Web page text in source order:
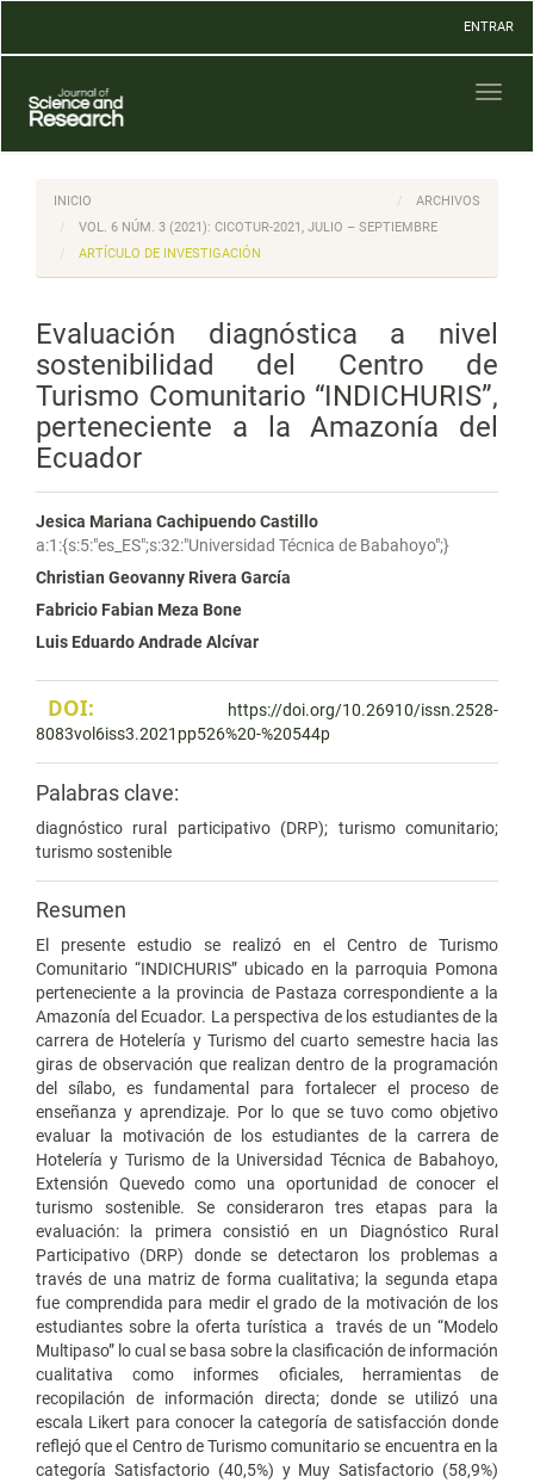
Contenido
Barra
lateral
ENTRAR
INICIO
ARCHIVOS
VOL. 6 NÚM. 3 (2021): CICOTUR-2021, JULIO – SEPTIEMBRE
ARTÍCULO DE INVESTIGACIÓN
Evaluación diagnóstica a nivel
sostenibilidad del Centro de
Turismo Comunitario “INDICHURIS”,
perteneciente a la Amazonía del
Ecuador
Jesica Mariana Cachipuendo Castillo
a:1:{s:5:"es_ES";s:32:"Universidad Técnica de Babahoyo";}
Christian Geovanny Rivera García
Fabricio Fabian Meza Bone
Luis Eduardo Andrade Alcívar
DOI:
https://doi.org/10.26910/issn.2528-
8083vol6iss3.2021pp526%20-%20544p
Palabras clave:
diagnóstico rural participativo (DRP); turismo comunitario;
turismo sostenible
Resumen
El presente estudio se realizó en el Centro de Turismo
Comunitario “INDICHURIS” ubicado en la parroquia Pomona
perteneciente a la provincia de Pastaza correspondiente a la
Amazonía del Ecuador. La perspectiva de los estudiantes de la
carrera de Hotelería y Turismo del cuarto semestre hacia las
giras de observación que realizan dentro de la programación
del sílabo, es fundamental para fortalecer el proceso de
enseñanza y aprendizaje. Por lo que se tuvo como objetivo
evaluar la motivación de los estudiantes de la carrera de
Hotelería y Turismo de la Universidad Técnica de Babahoyo,
Extensión Quevedo como una oportunidad de conocer el
turismo sostenible. Se consideraron tres etapas para la
evaluación: la primera consistió en un Diagnóstico Rural
Participativo (DRP) donde se detectaron los problemas a
través de una matriz de forma cualitativa; la segunda etapa
fue comprendida para medir el grado de la motivación de los
estudiantes sobre la oferta turística a través de un “Modelo
Multipaso” lo cual se basa sobre la clasificación de información
cualitativa como informes oficiales, herramientas de
recopilación de información directa; donde se utilizó una
escala Likert para conocer la categoría de satisfacción donde
reflejó que el Centro de Turismo comunitario se encuentra en la
categoría Satisfactorio (40,5%) y Muy Satisfactorio (58,9%)